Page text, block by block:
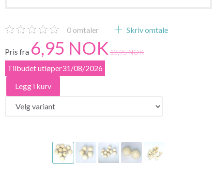
0 omtaler Skriv omtale
Pris fra 6,95 NOK 13,95 NOK
Tilbudet utløper31/08/2026
Legg i kurv